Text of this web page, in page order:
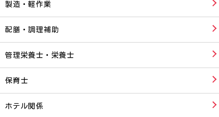
製造・軽作業
配膳・調理補助
管理栄養士・栄養士
保育士
ホテル関係